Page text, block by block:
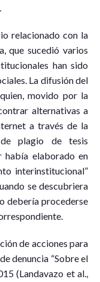
relacionado con la
que sucedió varios
han sido
La difusión del
movido por la
alternativas a
a través de la
plagio de tesis
había elaborado en
interinstitucional”
se descubriera
debería procederse
de acciones para
denuncia “Sobre el
(Landavazo et al.,